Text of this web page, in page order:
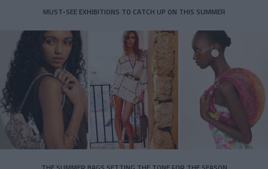
MUST-SEE EXHIBITIONS TO CATCH UP ON THIS SUMMER